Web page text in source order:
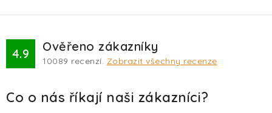
4.9 Ověřeno zákazníky
10089 recenzí. Zobrazit všechny recenze